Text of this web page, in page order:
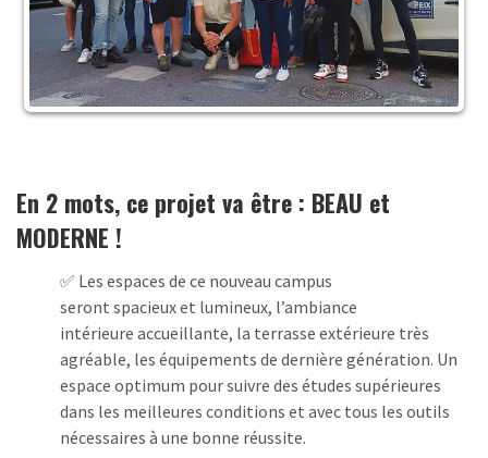
En 2 mots, ce projet va être : BEAU et
MODERNE !
✅ Les espaces de ce nouveau campus
seront spacieux et lumineux, l’ambiance
intérieure accueillante, la terrasse extérieure très
agréable, les équipements de dernière génération. Un
espace optimum pour suivre des études supérieures
dans les meilleures conditions et avec tous les outils
nécessaires à une bonne réussite.